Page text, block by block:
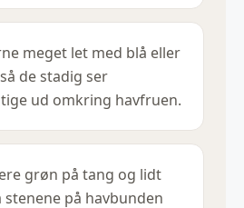
meget let med blå eller
de stadig ser
ud omkring havfruen.
grøn på tang og lidt
på havbunden